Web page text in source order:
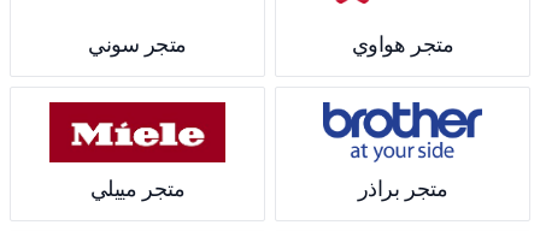
متجر هواوي متجر سوني
متجر براذر متجر مييلي